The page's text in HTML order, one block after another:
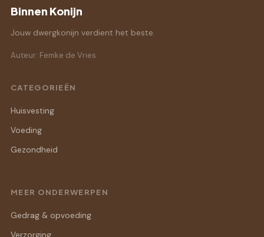
Binnen Konijn
Jouw dwergkonijn verdient het beste.
Auteur: Femke de Vries
CATEGORIEËN
Huisvesting
Voeding
Gezondheid
MEER ONDERWERPEN
Gedrag & opvoeding